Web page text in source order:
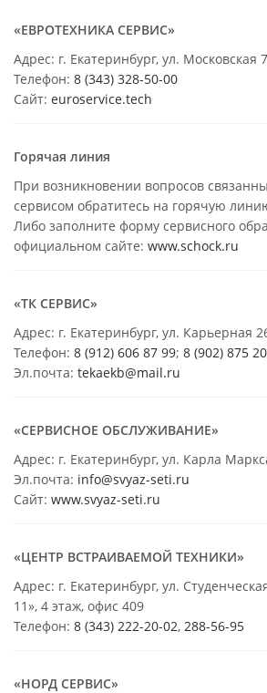
«ЕВРОТЕХНИКА СЕРВИС»
Адрес: г. Екатеринбург, ул. Московская
Телефон: 8 (343) 328-50-00
Сайт: euroservice.tech
Горячая линия
При возникновении вопросов
сервисом обратитесь на горячую
Либо заполните форму сервисного
официальном сайте: www.schock.ru
«ТК СЕРВИС»
Адрес: г. Екатеринбург, ул. Карьерная
Телефон: 8 (912) 606 87 99; 8 (902) 875 20
Эл.почта: tekaekb@mail.ru
«СЕРВИСНОЕ ОБСЛУЖИВАНИЕ»
Адрес: г. Екатеринбург, ул. Карла
Эл.почта: info@svyaz-seti.ru
Сайт: www.svyaz-seti.ru
«ЦЕНТР ВСТРАИВАЕМОЙ ТЕХНИКИ»
Адрес: г. Екатеринбург, ул.
11», 4 этаж, офис 409
Телефон: 8 (343) 222-20-02, 288-56-95
«НОРД СЕРВИС»